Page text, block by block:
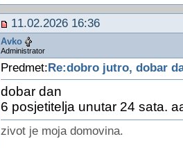
11.02.2026 16:36
Avko
Administrator
Predmet: Re:dobro jutro, dobar
dobar dan
6 posjetitelja unutar 24 sata.
zivot je moja domovina.